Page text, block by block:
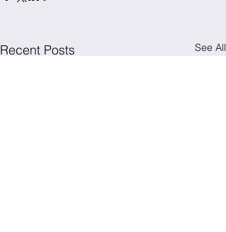
Recent Posts See All